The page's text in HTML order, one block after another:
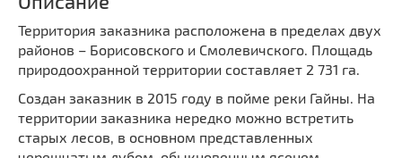
Озера и водоемы
Памятники
Памятники археологии
Памятники природы
Памятники известным людям
Выберите район
Территория заказника расположена в пределах двух
районов – Борисовского и Смолевичского. Площадь
природоохранной территории составляет 2 731 га.
Создан заказник в 2015 году в пойме реки Гайны. На
территории заказника нередко можно встретить
старых лесов, в основном представленных